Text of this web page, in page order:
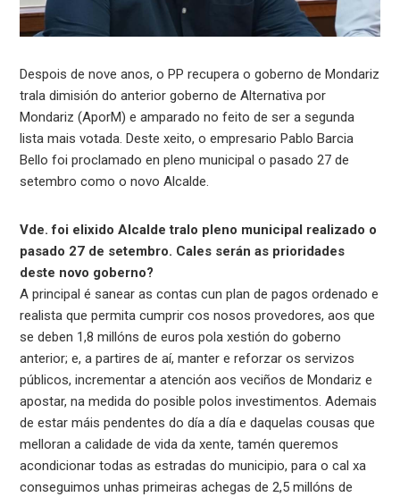
Despois de nove anos, o PP recupera o goberno de Mondariz
trala dimisión do anterior goberno de Alternativa por
Mondariz (AporM) e amparado no feito de ser a segunda
lista mais votada. Deste xeito, o empresario Pablo Barcia
Bello foi proclamado en pleno municipal o pasado 27 de
setembro como o novo Alcalde.
Vde. foi elixido Alcalde tralo pleno municipal realizado o
pasado 27 de setembro. Cales serán as prioridades
deste novo goberno?
A principal é sanear as contas cun plan de pagos ordenado e
realista que permita cumprir cos nosos provedores, aos que
se deben 1,8 millóns de euros pola xestión do goberno
anterior; e, a partires de aí, manter e reforzar os servizos
públicos, incrementar a atención aos veciños de Mondariz e
apostar, na medida do posible polos investimentos. Ademais
de estar máis pendentes do día a día e daquelas cousas que
melloran a calidade de vida da xente, tamén queremos
acondicionar todas as estradas do municipio, para o cal xa
conseguimos unhas primeiras achegas de 2,5 millóns de